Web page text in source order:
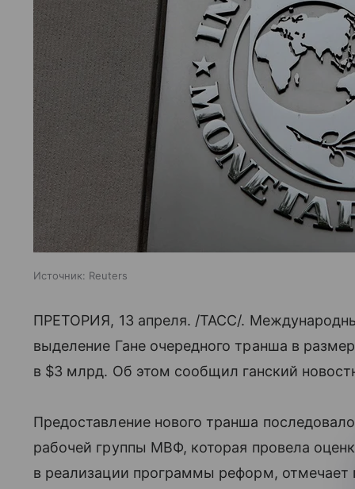
Источник: Reuters
ПРЕТОРИЯ, 13 апреля. /ТАСС/.
выделение Гане очередного транша в
в $3 млрд. Об этом сообщил ганский
Предоставление нового транша
рабочей группы МВФ, которая провела
в реализации программы реформ, отмечает